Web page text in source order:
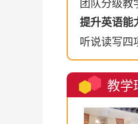
提升英语能
听说读写四
教学